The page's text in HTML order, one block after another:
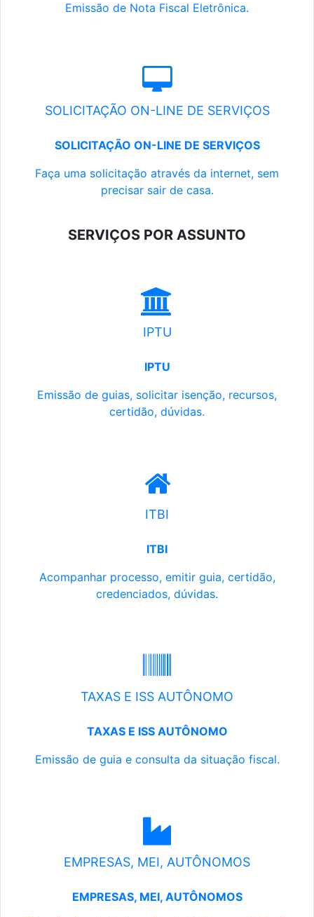
Emissão de Nota Fiscal Eletrônica.
SOLICITAÇÃO ON-LINE DE SERVIÇOS
SOLICITAÇÃO ON-LINE DE SERVIÇOS
Faça uma solicitação através da internet, sem
precisar sair de casa.
SERVIÇOS POR ASSUNTO
IPTU
IPTU
Emissão de guias, solicitar isenção, recursos,
certidão, dúvidas.
ITBI
ITBI
Acompanhar processo, emitir guia, certidão,
credenciados, dúvidas.
TAXAS E ISS AUTÔNOMO
TAXAS E ISS AUTÔNOMO
Emissão de guia e consulta da situação fiscal.
EMPRESAS, MEI, AUTÔNOMOS
EMPRESAS, MEI, AUTÔNOMOS